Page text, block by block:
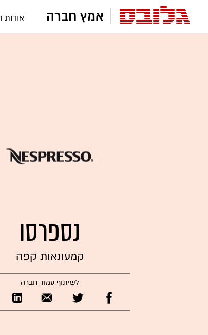
אמץ חברה אודות
נספרסו
קמעונאות קפה
לשיתוף עמוד חברה